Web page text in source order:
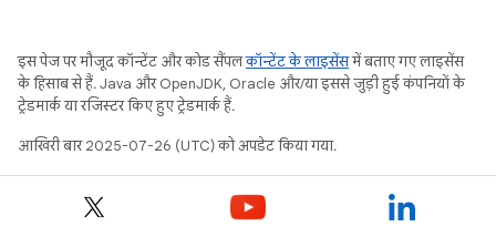
इस पेज पर मौजूद कॉन्टेंट और कोड सैंपलकॉन्टेंट के लाइसेंसमें बताए गए लाइसेंस
के हिसाब से हैं. Java और OpenJDK, Oracle और/या इससे जुड़ी हुई कंपनियों के
ट्रेडमार्क या रजिस्टर किए हुए ट्रेडमार्क हैं.
आखिरी बार 2025-07-26 (UTC) को अपडेट किया गया.